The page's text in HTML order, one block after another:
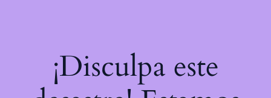
¡Disculpa este